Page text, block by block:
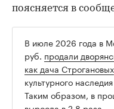
поясняется в
В июле 2026 года в
руб. продали
как дача Строгановых
культурного
Таким образом, в